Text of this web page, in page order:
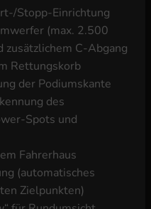
Stopp-Einrichtung
(max. 2.500
C-Abgang
Rettungskorb
der Podiumskante
des
Spots und
Fahrerhaus
(automatisches
Zielpunkten)